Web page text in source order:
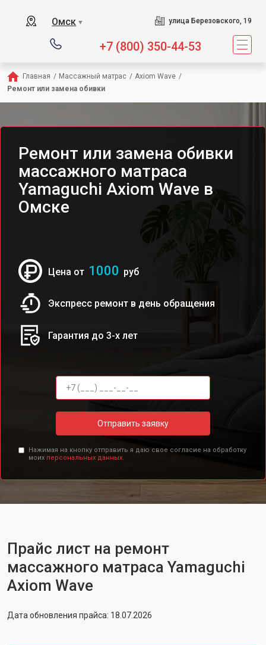
Омск ▼ улица Березовского, 19
+7 (800) 350-44-53
Главная / Массажный матрас / Axiom Wave /
Ремонт или замена обивки
Ремонт или замена обивки
массажного матраса
Yamaguchi Axiom Wave в
Омске
Цена от 1000 руб
Экспресс ремонт в день обращения
Гарантия до 3-х лет
Отправить заявку
Нажимая на кнопку отправить я даю свое согласие на обработку
моих персональных данных.
Прайс лист на ремонт
массажного матраса Yamaguchi
Axiom Wave
Дата обновления прайса: 18.07.2026